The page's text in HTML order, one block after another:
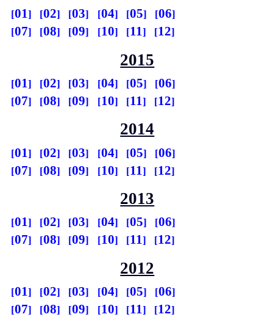
01 02 03 04 05
06
07
08 09 10 11 12
2015
01 02 03 04 05
06
07
08 09 10 11 12
2014
01 02 03 04 05
06
07
08 09 10 11 12
2013
01 02 03 04 05
06
07
08 09 10 11 12
2012
01 02 03 04 05
06
07
08 09 10 11 12